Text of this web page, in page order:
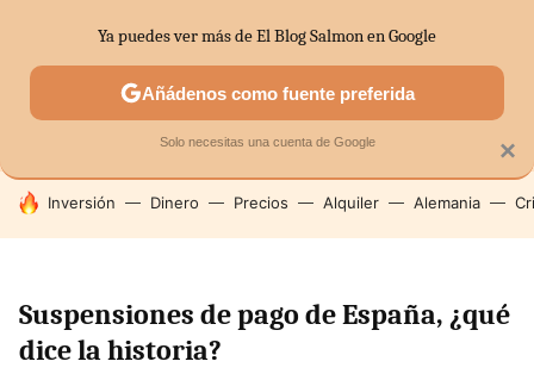
SECTORES ECONOMÍA DOMÉSTICA MERCADOS
HOY SE HABLA DE
Inversión Dinero Precios Alquiler Alemania
Suspensiones de pago de España, ¿qué
dice la historia?
×
Ya puedes ver más de El Blog Salmon en Google
Añádenos como fuente preferida
Solo necesitas una cuenta de Google